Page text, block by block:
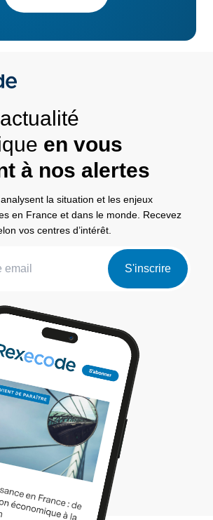
en vous
à nos alertes
la situation et les enjeux
en France et dans le monde. Recevez
vos centres d’intérêt.
S'inscrire